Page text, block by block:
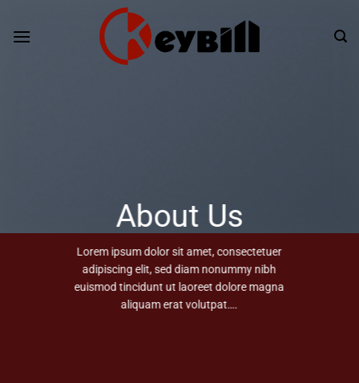
About Us
Lorem ipsum dolor sit amet, consectetuer
adipiscing elit, sed diam nonummy nibh
euismod tincidunt ut laoreet dolore magna
aliquam erat volutpat….